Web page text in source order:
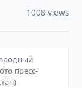
1008 views
пресс-